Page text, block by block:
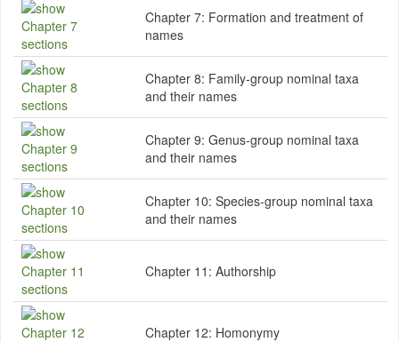
Chapter 7: Formation and treatment of
names
Chapter 8: Family-group nominal taxa
and their names
Chapter 9: Genus-group nominal taxa
and their names
Chapter 10: Species-group nominal taxa
and their names
Chapter 11: Authorship
Chapter 12: Homonymy